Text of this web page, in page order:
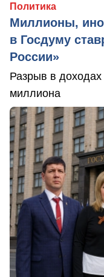
Политика
Миллионы,
в Госдуму
России»
Разрыв в
миллиона